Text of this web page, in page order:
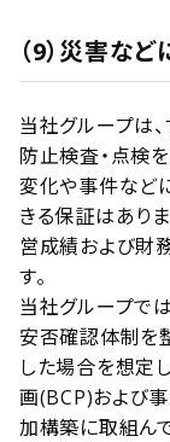
（9）災害な
当社グループは
防止検査・点検
変化や事件など
きる保証はあり
営成績および財
す。
当社グループで
安否確認体制を
した場合を想定
画(BCP)および
加構築に取組ん